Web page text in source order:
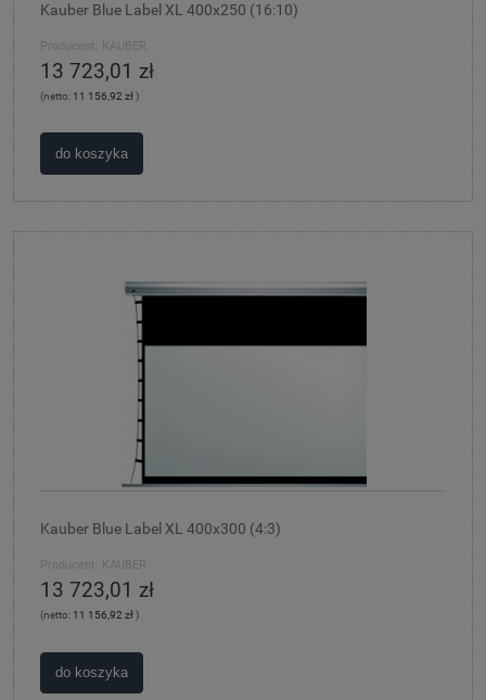
Kauber Blue Label XL 400x250 (16:10)
Producent: KAUBER
13 723,01 zł
(netto: 11 156,92 zł)
do koszyka
Kauber Blue Label XL 400x300 (4:3)
Producent: KAUBER
13 723,01 zł
(netto: 11 156,92 zł )
do koszyka